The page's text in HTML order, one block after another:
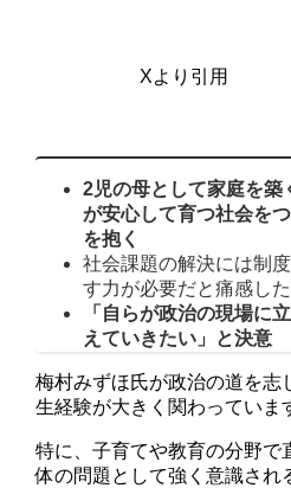
Xより引用
2児の母として家庭を築
が安心して育つ社会を
を抱く
社会課題の解決には制
す力が必要だと痛感した
「自らが政治の現場に
えていきたい」と決意
梅村みずほ氏が政治の道を志
生経験が大きく関わっていま
特に、子育てや教育の分野で
体の問題として強く意識され